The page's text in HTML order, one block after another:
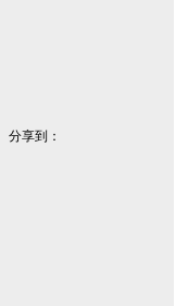
分享到：